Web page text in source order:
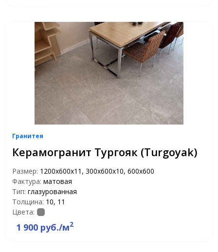
Гранитея
Керамогранит Тургояк (Turgoyak)
Размер: 1200х600х11, 300х600х10, 600х600
Фактура: матовая
Тип: глазурованная
Толщина: 10, 11
Цвета:
1 900 руб./м2